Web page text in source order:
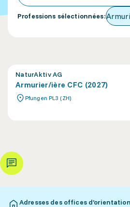
Professions sélectionnées:
NaturAktiv AG
Armurier/ière CFC (2027)
Pfungen PL3 (ZH)
Adresses des offices d’orientation